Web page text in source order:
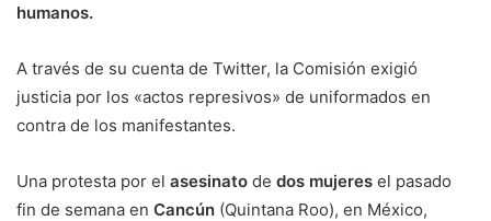
humanos.
A través de su cuenta de Twitter, la Comisión exigió
justicia por los «actos represivos» de uniformados en
contra de los manifestantes.
Una protesta por el asesinato de dos mujeres el pasado
fin de semana en Cancún (Quintana Roo), en México,